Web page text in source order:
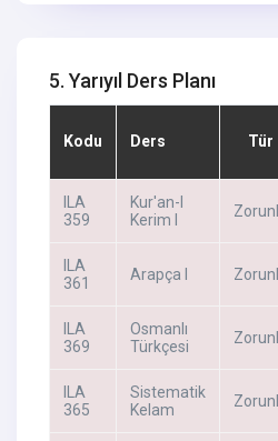
5. Yarıyıl Ders Planı
Kodu Ders Tür
ILA
359
Kur'an-I
Kerim I
ILA
361
Arapça I
ILA
369
Osmanlı
Türkçesi
ILA
365
Sistematik
Kelam